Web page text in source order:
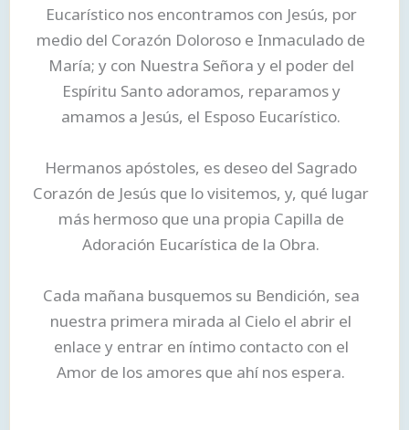
Eucarístico nos encontramos con Jesús, por
medio del Corazón Doloroso e Inmaculado de
María; y con Nuestra Señora y el poder del
Espíritu Santo adoramos, reparamos y
amamos a Jesús, el Esposo Eucarístico.
Hermanos apóstoles, es deseo del Sagrado
Corazón de Jesús que lo visitemos, y, qué lugar
más hermoso que una propia Capilla de
Adoración Eucarística de la Obra.
Cada mañana busquemos su Bendición, sea
nuestra primera mirada al Cielo el abrir el
enlace y entrar en íntimo contacto con el
Amor de los amores que ahí nos espera.